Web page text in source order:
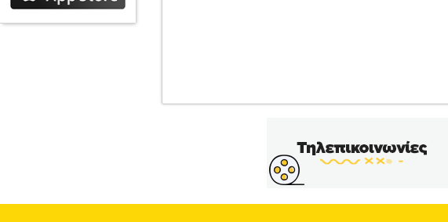
ΓΥΝΑΙΚΑ-ΣΛΙΠ •SLOGGI στην κατηγορία ΓΥΝΑΙΚΑ-ΣΛΙΠ
για κάθε σωματότυπο. Λογότυπο στην ίδια απόχρωση στο
ακόμα πιο άνετα sloggi EASY SIZING. Για λόγους
Βαμβάκι - 5% Ελαστομερής πολυουρεθάνη•
αναγράφονται στο ειδικό ταμπελάκι. Τα προϊόντα των